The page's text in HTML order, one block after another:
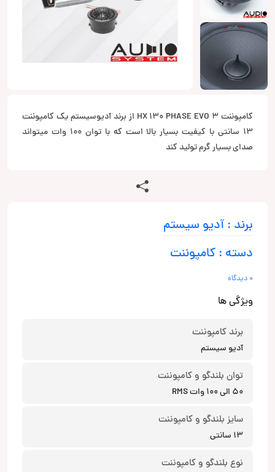
کامپوننت HX 130 PHASE EVO 3 از برند آدیوسیستم یک کامپوننت
13 سانتی با کیفیت بسیار بالا است که با توان 100 وات میتواند
صدای بسیار گرم تولید کند
برند : آدیو سیستم
دسته : کامپوننت
0 دیدگاه
ویژگی ها
برند کامپوننت
آدیو سیستم
توان بلندگو و کامپوننت
50 الی 100 وات RMS
سایز بلندگو و کامپوننت
13 سانتی
نوع بلندگو و کامپوننت